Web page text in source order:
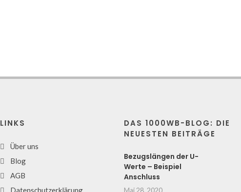
LINKS
Über uns
Blog
AGB
Datenschutzerklärung
DAS 1000WB-BLOG: DIE
NEUESTEN BEITRÄGE
Bezugslängen der U-
Werte – Beispiel
Anschluss
Mai 28, 2020